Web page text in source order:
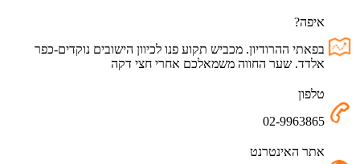
איפה?
בפאתי ההרודיון. מכביש תקוע פנו לכיוון הישובים נוקדים-כפר
אלדד. שער החווה משמאלכם אחרי חצי דקה
טלפון
02-9963865
אתר האינטרנט